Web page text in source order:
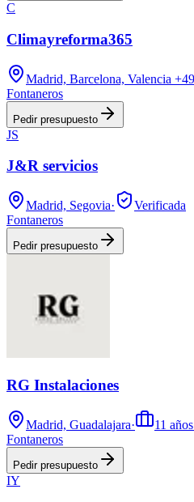
C
Climayreforma365
Madrid, Barcelona, Valencia +49
Fontaneros
Pedir presupuesto
JS
J&R servicios
Madrid, Segovia·
Verificada
Fontaneros
Pedir presupuesto
RG Instalaciones
Madrid, Guadalajara· 11 años
Fontaneros
Pedir presupuesto
IY